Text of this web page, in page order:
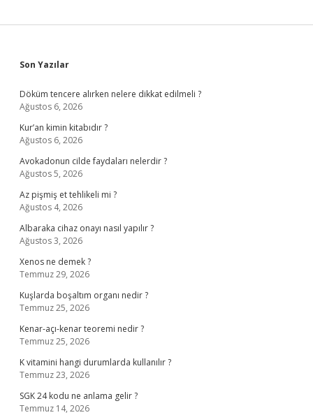
Sidebar
Son Yazılar
Döküm tencere alırken nelere dikkat edilmeli ?
Ağustos 6, 2026
Kur’an kimin kitabıdır ?
Ağustos 6, 2026
Avokadonun cilde faydaları nelerdir ?
Ağustos 5, 2026
Az pişmiş et tehlikeli mi ?
Ağustos 4, 2026
Albaraka cihaz onayı nasıl yapılır ?
Ağustos 3, 2026
Xenos ne demek ?
Temmuz 29, 2026
Kuşlarda boşaltım organı nedir ?
Temmuz 25, 2026
Kenar-açı-kenar teoremi nedir ?
Temmuz 25, 2026
K vitamini hangi durumlarda kullanılır ?
Temmuz 23, 2026
SGK 24 kodu ne anlama gelir ?
Temmuz 14, 2026